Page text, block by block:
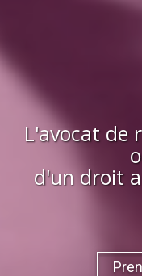
L'avocat de
d'un droit